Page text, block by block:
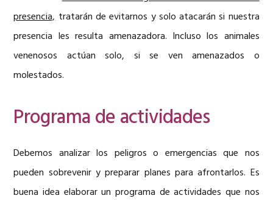
presencia,tratarán de evitarnos y solo atacarán si nuestra
presencia les resulta amenazadora. Incluso los animales
venenosos actúan solo, si se ven amenazados o
molestados.
Programa de actividades
Debemos analizar los peligros o emergencias que nos
pueden sobrevenir y preparar planes para afrontarlos. Es
buena idea elaborar un programa de actividades que nos